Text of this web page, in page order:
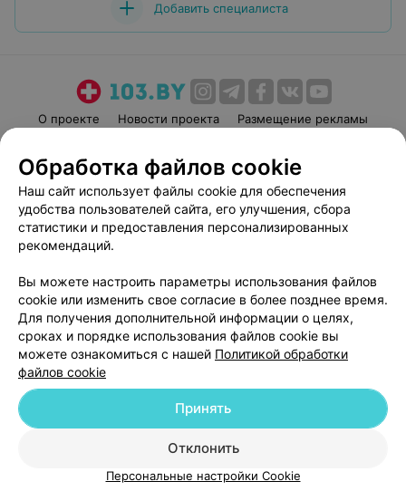
Добавить специалиста
О проекте Новости проекта
Размещение рекламы
Пользовательское соглашение
Способы оплаты
Вакансии
Партнеры
Написать руководителю 103.by
Обработка персональных данных
© 2026 ООО «Артокс Лаб», УНП 191700409
| 220012, Республика Беларусь,
г. Минск, улица Толбухина, 2, пом. 16 | help@103.by
Служба поддержки +375 291212755
Обработка файлов cookie
Наш сайт использует файлы cookie для обеспечения
удобства пользователей сайта, его улучшения, сбора
статистики и предоставления персонализированных
рекомендаций.
Вы можете настроить параметры использования файлов
cookie или изменить свое согласие в более позднее время.
Для получения дополнительной информации о целях,
сроках и порядке использования файлов cookie вы
можете ознакомиться с нашей Политикой обработки
файлов cookie
Отклонить
Принять
Персональные настройки Cookie